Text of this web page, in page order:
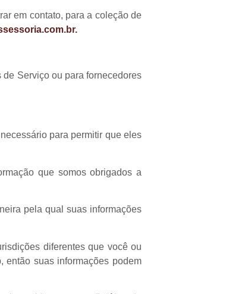
em contato, para a coleção de
.
Serviço ou para fornecedores
para permitir que eles
que somos obrigados a
pela qual suas informações
diferentes que você ou
então suas informações podem